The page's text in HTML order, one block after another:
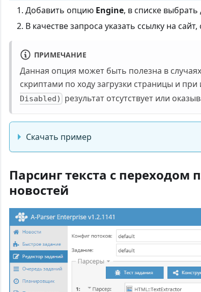
Добавить опцию Engine, в списке
В качестве запроса указать ссылку на
ПРИМЕЧАНИЕ
Данная опция может быть полезна в
скриптами по ходу загрузки страницы и
Disabled)
результат отсутствует или
Скачать пример
Парсинг текста с
новостей